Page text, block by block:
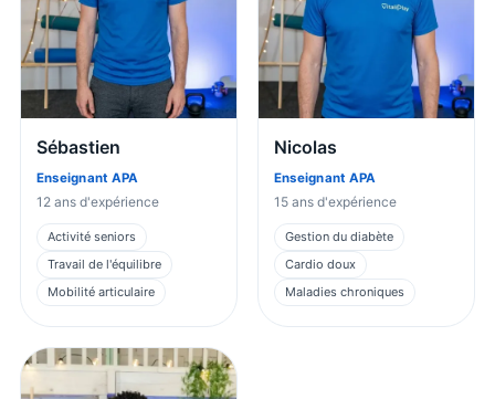
Sébastien
Enseignant APA
12 ans d'expérience
Activité seniors
Travail de l'équilibre
Mobilité articulaire
Nicolas
Enseignant APA
15 ans d'expérience
Gestion du diabète
Cardio doux
Maladies chroniques